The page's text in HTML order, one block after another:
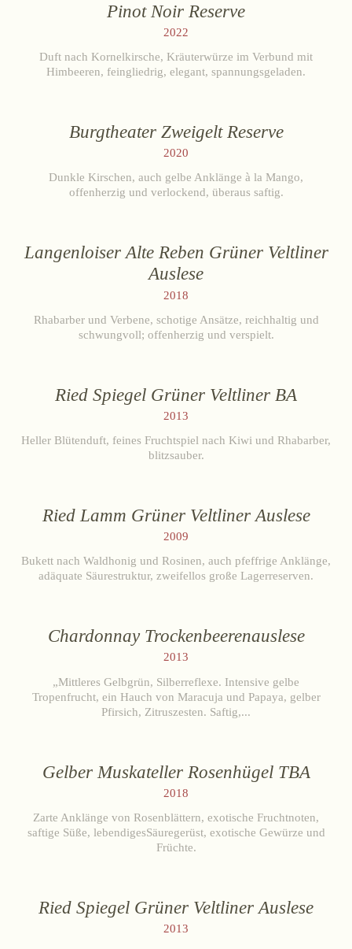
Pinot Noir Reserve
2022
Duft nach Kornelkirsche, Kräuterwürze im Verbund mit
Himbeeren, feingliedrig, elegant, spannungsgeladen.
Burgtheater Zweigelt Reserve
2020
Dunkle Kirschen, auch gelbe Anklänge à la Mango,
offenherzig und verlockend, überaus saftig.
Langenloiser Alte Reben Grüner Veltliner
Auslese
2018
Rhabarber und Verbene, schotige Ansätze, reichhaltig und
schwungvoll; offenherzig und verspielt.
Ried Spiegel Grüner Veltliner BA
2013
Heller Blütenduft, feines Fruchtspiel nach Kiwi und Rhabarber,
blitzsauber.
Ried Lamm Grüner Veltliner Auslese
2009
Bukett nach Waldhonig und Rosinen, auch pfeffrige Anklänge,
adäquate Säurestruktur, zweifellos große Lagerreserven.
Chardonnay Trockenbeerenauslese
2013
„Mittleres Gelbgrün, Silberreflexe. Intensive gelbe
Tropenfrucht, ein Hauch von Maracuja und Papaya, gelber
Pfirsich, Zitruszesten. Saftig,...
Gelber Muskateller Rosenhügel TBA
2018
Zarte Anklänge von Rosenblättern, exotische Fruchtnoten,
saftige Süße, lebendigesSäuregerüst, exotische Gewürze und
Früchte.
Ried Spiegel Grüner Veltliner Auslese
2013